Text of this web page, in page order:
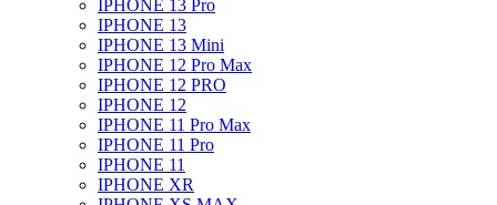
IPHONE 13 Pro
IPHONE 13
IPHONE 13 Mini
IPHONE 12 Pro Max
IPHONE 12 PRO
IPHONE 12
IPHONE 11 Pro Max
IPHONE 11 Pro
IPHONE 11
IPHONE XR